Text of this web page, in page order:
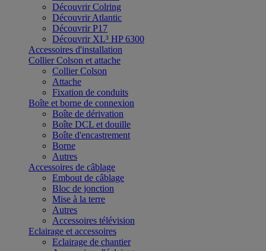
Découvrir Colring
Découvrir Atlantic
Découvrir P17
Découvrir XL³ HP 6300
Accessoires d'installation
Collier Colson et attache
Collier Colson
Attache
Fixation de conduits
Boîte et borne de connexion
Boîte de dérivation
Boîte DCL et douille
Boîte d'encastrement
Borne
Autres
Accessoires de câblage
Embout de câblage
Bloc de jonction
Mise à la terre
Autres
Accessoires télévision
Eclairage et accessoires
Eclairage de chantier